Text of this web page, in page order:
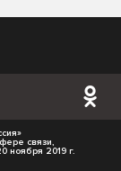
связи,
ноября 2019 г.